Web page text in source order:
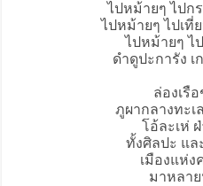
ไปหม้ายๆ ไปก
ไปหม้ายๆ ไปเที่
ไปหม้ายๆ ไ
ดำดูปะการัง
ล่องเรื
ภูผากลางทะเ
โอ้ละเห่
ทั้งศิลปะ แ
เมืองแห่ง
มาหลา